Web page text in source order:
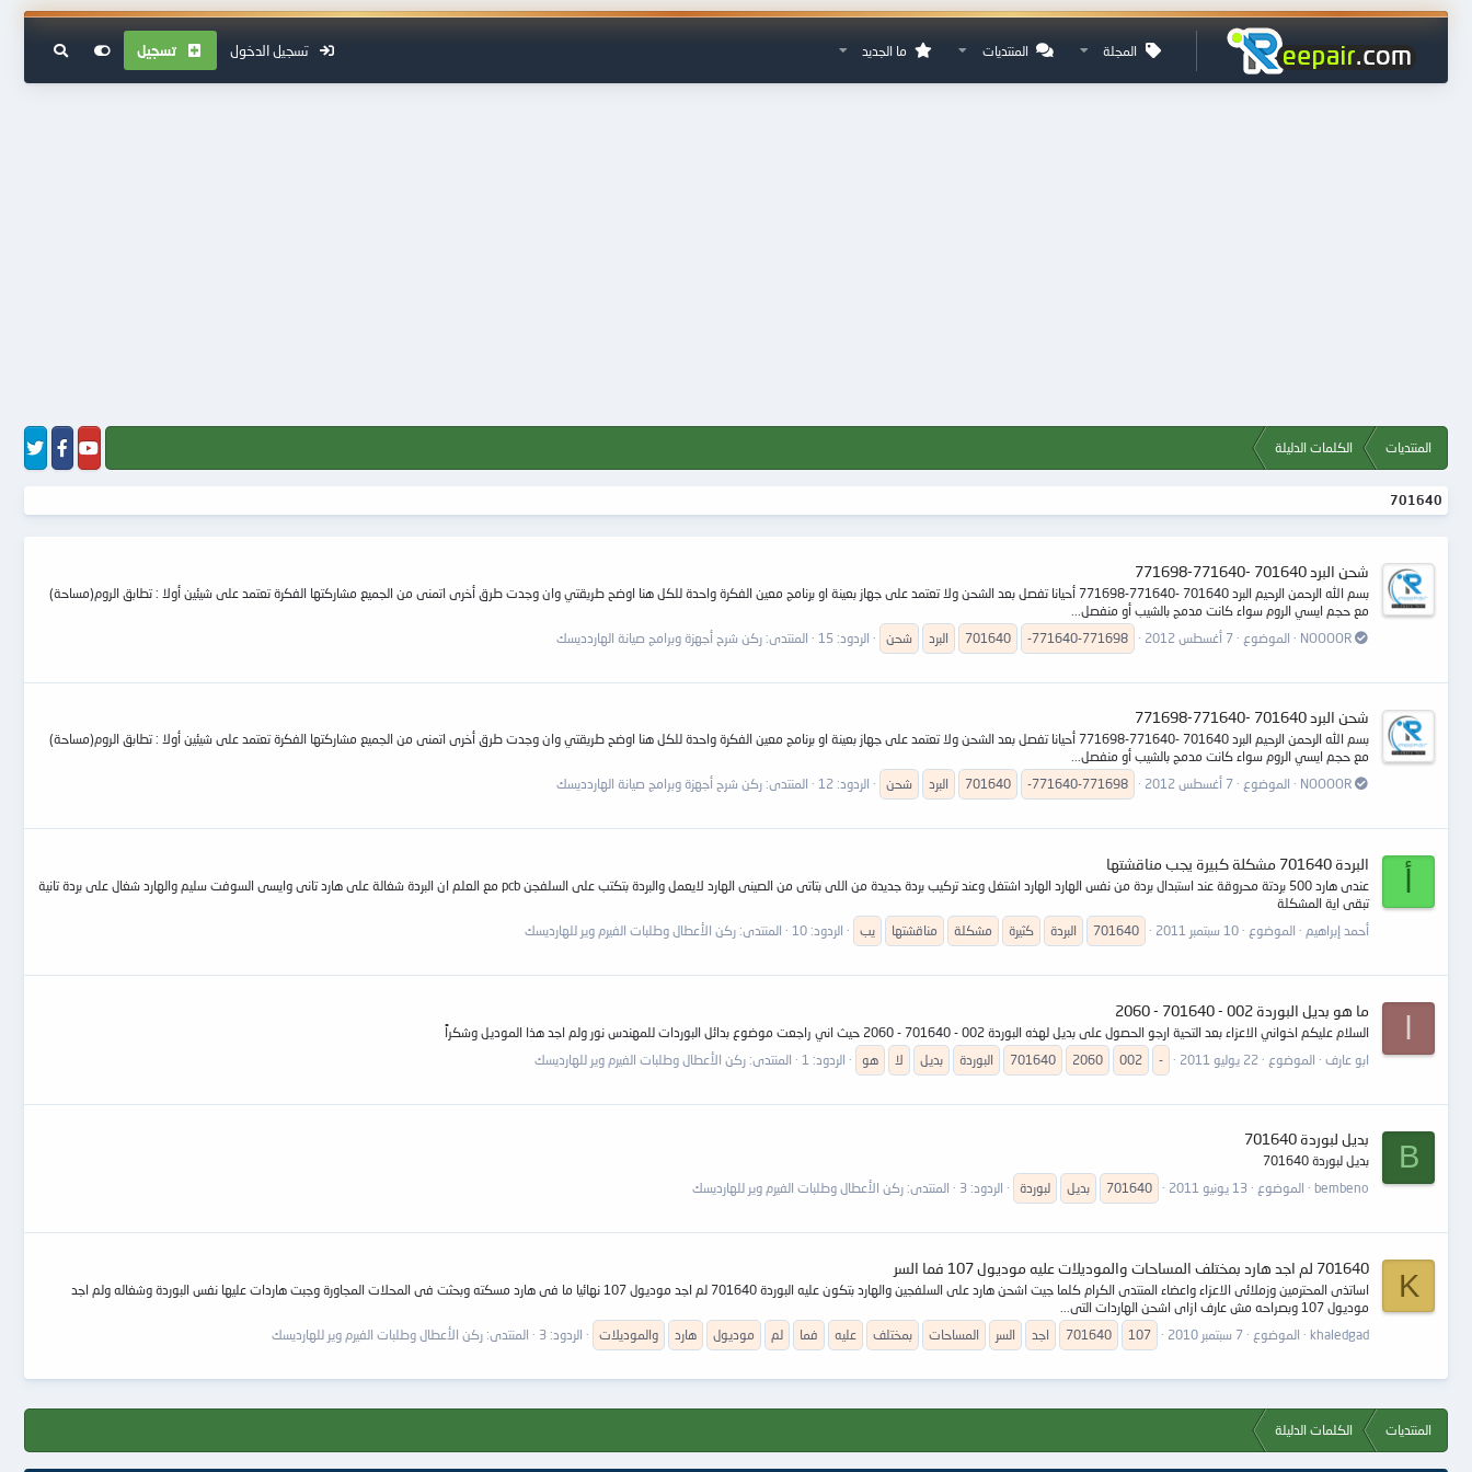
المجلة المنتديات ما الجديد تسجيل الدخول تسجيل
المنتديات الكلمات الدليلة
701640
شحن البرد 701640 -771640-771698
بسم الله الرحمن الرحيم البرد 701640 -771640-771698 أحيانا تفصل بعد الشحن ولا تعتمد على جهاز بعينة او برنامج معين الفكرة واحدة للكل هنا اوضح طريقتي وان وجدت طرق أخرى اتمنى من الجميع مشاركتها الفكرة تعتمد على شيئين أولا : تطابق الروم(مساحة)
مع حجم ايسي الروم سواء كانت مدمج بالشيب أو منفصل...
NOOOOR
الموضوع 7 أغسطس 2012 -771640-771698
701640 البرد شحن الردود: 15 المنتدى: ركن شرح أجهزة وبرامج صيانة الهاردديسك
شحن البرد 701640 -771640-771698
بسم الله الرحمن الرحيم البرد 701640 -771640-771698 أحيانا تفصل بعد الشحن ولا تعتمد على جهاز بعينة او برنامج معين الفكرة واحدة للكل هنا اوضح طريقتي وان وجدت طرق أخرى اتمنى من الجميع مشاركتها الفكرة تعتمد على شيئين أولا : تطابق الروم(مساحة)
مع حجم ايسي الروم سواء كانت مدمج بالشيب أو منفصل...
NOOOOR
الموضوع 7 أغسطس 2012 -771640-771698
701640 البرد شحن الردود: 12 المنتدى: ركن شرح أجهزة وبرامج صيانة الهاردديسك
البردة 701640 مشكلة كبيرة يجب مناقشتها
عندى هارد 500 بردتة محروقة عند استبدال بردة من نفس الهارد الهارد اشتغل وعند تركيب بردة جديدة من اللى بتاتى من الصينى الهارد لايعمل والبردة بتكتب على السلفجن pcb مع العلم ان البردة شغالة على هارد تانى وايسى السوفت سليم والهارد شغال على بردة تانية
تبقى اية المشكلة
أحمد إبراهيم
الموضوع 10 سبتمبر 2011 701640 البردة كثيرة مشكلة مناقشتها يب الردود: 10 المنتدى: ركن الأعطال وطلبات الفيرم وير للهارديسك
ما هو بديل البوردة 002 - 701640 - 2060
السلام عليكم اخواني الاعزاء بعد التحية ارجو الحصول على بديل لهذه البوردة 002 - 701640 - 2060 حيث اني راجعت موضوع بدائل البوردات للمهندس نور ولم اجد هذا الموديل وشكراً
ابو عارف
الموضوع 22 يوليو 2011 -
002
2060
701640 البوردة بديل لا هو الردود: 1 المنتدى: ركن الأعطال وطلبات الفيرم وير للهارديسك
B
بديل لبوردة 701640
بديل لبوردة 701640
bembeno
الموضوع 13 يونيو 2011 701640 بديل لبوردة الردود: 3 المنتدى: ركن الأعطال وطلبات الفيرم وير للهارديسك
K
701640 لم اجد هارد بمختلف المساحات والموديلات عليه موديول 107 فما السر
اساتذى المحترمين وزملائى الاعزاء واعضاء المنتدى الكرام كلما جيت اشحن هارد على السلفجين والهارد بتكون عليه البوردة 701640 لم اجد موديول 107 نهائيا ما فى هارد مسكته وبحثت فى المحلات المجاورة وجبت هاردات عليها نفس البوردة وشغاله ولم اجد
موديول 107 وبصراحه مش عارف ازاى اشحن الهاردات التى...
khaledgad
الموضوع 7 سبتمبر 2010 107
701640 اجد السر المساحات بمختلف عليه فما لم موديول هارد والموديلات الردود: 3 المنتدى: ركن الأعطال وطلبات الفيرم وير للهارديسك
المنتديات الكلمات الدليلة